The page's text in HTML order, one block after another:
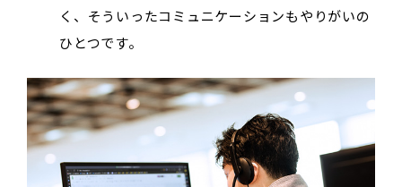
く、そういったコミュニケーションもやりがいの
ひとつです。